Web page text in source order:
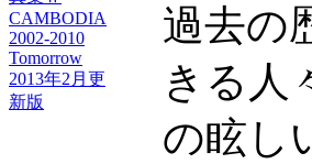
過去の
きる人
の眩し